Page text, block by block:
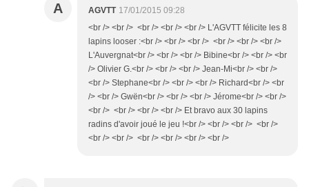
A AGVTT 17/01/2015 09:28
<br /> <br /> <br /> <br /> <br /> L'AGVTT félicite les 8
lapins looser :<br /> <br /> <br /> <br /> <br /> <br />
L'Auvergnat<br /> <br /> <br /> Bibine<br /> <br /> <br
/> Olivier G.<br /> <br /> <br /> Jean-Mi<br /> <br />
<br /> Stephane<br /> <br /> <br /> Richard<br /> <br
/> <br /> Gwën<br /> <br /> <br /> Jérome<br /> <br />
<br /> <br /> <br /> <br /> Et bravo aux 30 lapins
radins d'avoir joué le jeu !<br /> <br /> <br /> <br />
<br /> <br /> <br /> <br /> <br /> <br />